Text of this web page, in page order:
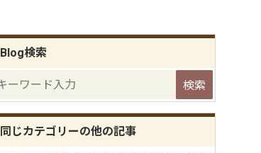
Blog検索
同じカテゴリーの他の記事